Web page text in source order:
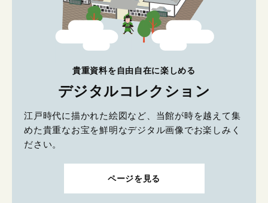
貴重資料を自由自在に楽しめる
デジタルコレクション
江戸時代に描かれた絵図など、当館が時を越えて集
めた貴重なお宝を鮮明なデジタル画像でお楽しみく
ださい。
ページを見る